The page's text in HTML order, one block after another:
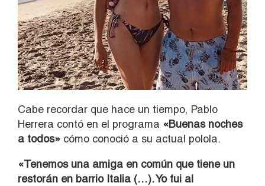
Cabe recordar que hace un tiempo, Pablo
Herrera contó en el programa «Buenas noches
a todos» cómo conoció a su actual polola.
«Tenemos una amiga en común que tiene un
restorán en barrio Italia (…). Yo fui al